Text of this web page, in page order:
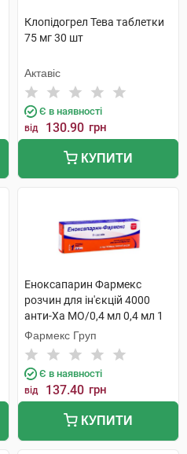
Клопідогрел Тева таблетки
75 мг 30 шт
Актавіс
Є в наявності
від 130.90 грн
КУПИТИ
Еноксапарин Фармекс
розчин для ін'єкцій 4000
анти-Ха МО/0,4 мл 0,4 мл 1
шприц
Фармекс Груп
Є в наявності
від 137.40 грн
КУПИТИ